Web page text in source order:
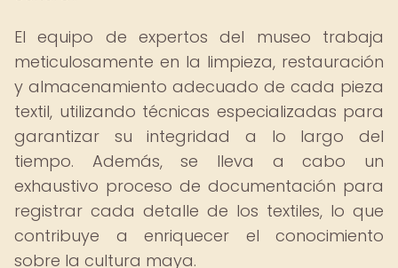
El equipo de expertos del museo trabaja
meticulosamente en la limpieza, restauración
y almacenamiento adecuado de cada pieza
textil, utilizando técnicas especializadas para
garantizar su integridad a lo largo del
tiempo. Además, se lleva a cabo un
exhaustivo proceso de documentación para
registrar cada detalle de los textiles, lo que
contribuye a enriquecer el conocimiento
sobre la cultura maya.